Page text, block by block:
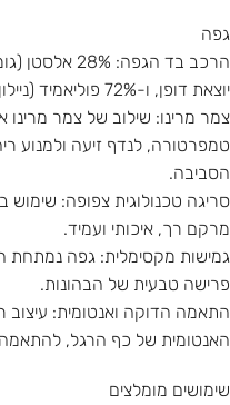
גפה
הרכב בד
יוצאת דופן, ו-72% פוליאמיד (ניילון) המבטיח חוזק ועמידות לאורך זמן.
צמר מרינו: שילוב של צמר מרינו
טמפרטורה, לנדף זיעה ולמנוע
הסביבה.
מרקם רך, איכותי ועמיד.
גמישות מקסימלית: גפה נמתחת
פרישה טבעית של הבהונות.
התאמה הדוקה ואנטומית:
האנטומית של כף הרגל,
שימושים מומלצים